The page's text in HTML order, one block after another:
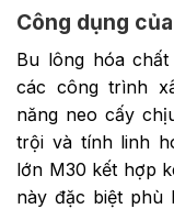
Công dụng
Bu lông hóa
các công trình
năng neo cấy
trội và tính linh
lớn M30 kết hợp
này đặc biệt phù